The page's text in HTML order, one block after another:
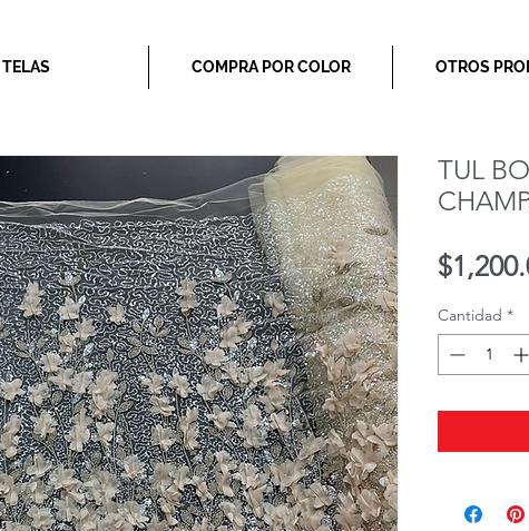
TELAS COMPRA POR COLOR OTROS
TUL
Cantidad *